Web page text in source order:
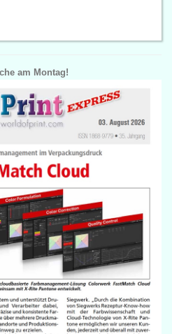
am Montag!